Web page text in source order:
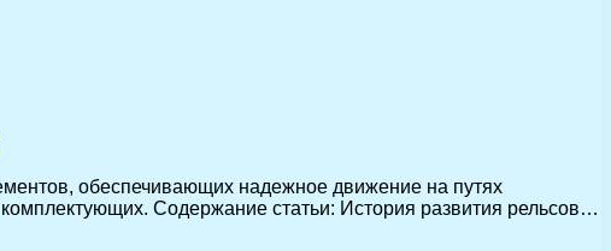
обеспечивающих надежное движение на путях
Содержание статьи: История развития рельсов…